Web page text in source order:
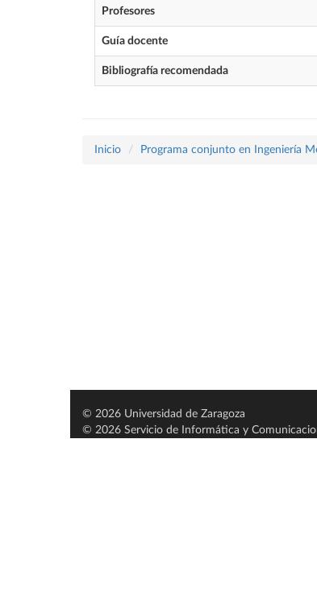
Profesores
Guía docente
Bibliografía recomendada
Inicio Programa conjunto en Ingeniería
© 2026 Universidad de Zaragoza
© 2026 Servicio de Informática y